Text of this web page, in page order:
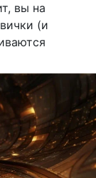
вы на
(и